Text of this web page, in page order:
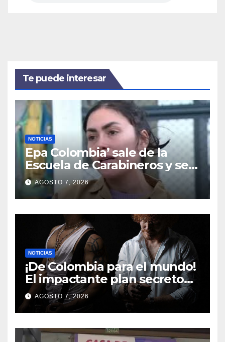
Te puede interesar
NOTICIAS
Epa Colombia’ sale de la
Escuela de Carabineros y será
trasladada a una cárcel de
Ibagué
AGOSTO 7, 2026
NOTICIAS
¡De Colombia para el mundo!
El impactante plan secreto
de Camilo Camacho que
cambiará el rock para
siempre
AGOSTO 7, 2026